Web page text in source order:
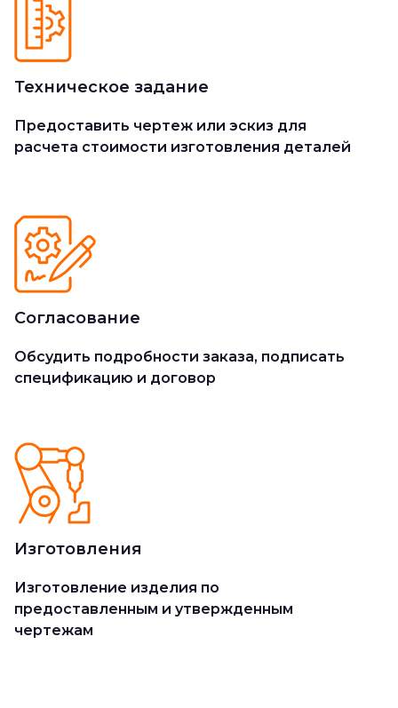
Техническое задание
Предоставить чертеж или эскиз для
расчета стоимости изготовления деталей
Согласование
Обсудить подробности заказа, подписать
спецификацию и договор
Изготовления
Изготовление изделия по
предоставленным и утвержденным
чертежам